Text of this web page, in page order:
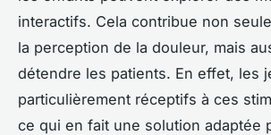
interactifs. Cela contribue non
la perception de la douleur, mais
détendre les patients. En effet, les
particulièrement réceptifs à ces
ce qui en fait une solution adaptée